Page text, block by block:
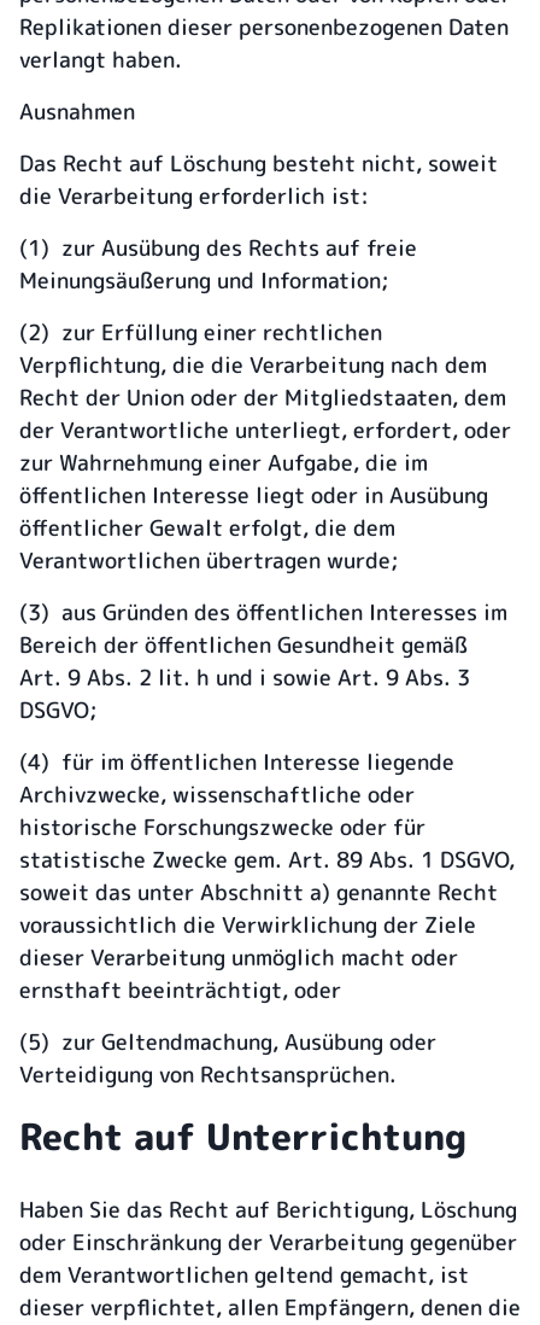
Replikationen dieser personenbezogenen Daten
verlangt haben.
Ausnahmen
Das Recht auf Löschung besteht nicht, soweit
die Verarbeitung erforderlich ist:
(1) zur Ausübung des Rechts auf freie
Meinungsäußerung und Information;
(2) zur Erfüllung einer rechtlichen
Verpflichtung, die die Verarbeitung nach dem
Recht der Union oder der Mitgliedstaaten, dem
der Verantwortliche unterliegt, erfordert, oder
zur Wahrnehmung einer Aufgabe, die im
öffentlichen Interesse liegt oder in Ausübung
öffentlicher Gewalt erfolgt, die dem
Verantwortlichen übertragen wurde;
(3) aus Gründen des öffentlichen Interesses im
Bereich der öffentlichen Gesundheit gemäß
Art. 9 Abs. 2 lit. h und i sowie Art. 9 Abs. 3
DSGVO;
(4) für im öffentlichen Interesse liegende
Archivzwecke, wissenschaftliche oder
historische Forschungszwecke oder für
statistische Zwecke gem. Art. 89 Abs. 1 DSGVO,
soweit das unter Abschnitt a) genannte Recht
voraussichtlich die Verwirklichung der Ziele
dieser Verarbeitung unmöglich macht oder
ernsthaft beeinträchtigt, oder
(5) zur Geltendmachung, Ausübung oder
Verteidigung von Rechtsansprüchen.
Recht auf Unterrichtung
Haben Sie das Recht auf Berichtigung, Löschung
oder Einschränkung der Verarbeitung gegenüber
dem Verantwortlichen geltend gemacht, ist
dieser verpflichtet, allen Empfängern, denen die